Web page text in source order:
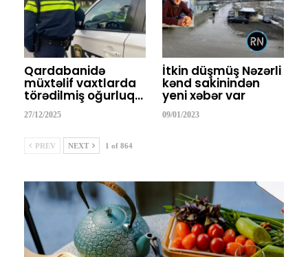
Qardabanidə
müxtəlif vaxtlarda
törədilmiş oğurluq…
27/12/2025
İtkin düşmüş Nəzərli
kənd sakinindən
yeni xəbər var
09/01/2023
PREV NEXT 1 of 864